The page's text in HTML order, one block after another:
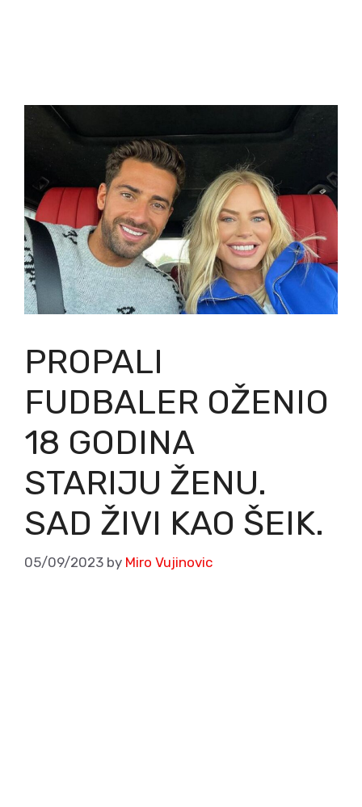
PROPALI
FUDBALER OŽENIO
18 GODINA
STARIJU ŽENU.
SAD ŽIVI KAO ŠEIK.
05/09/2023 by Miro Vujinovic